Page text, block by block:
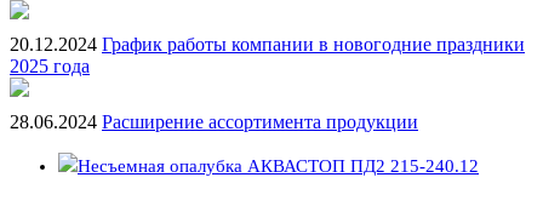
20.12.2024 График работы компании в новогодние праздники
2025 года
28.06.2024 Расширение ассортимента продукции